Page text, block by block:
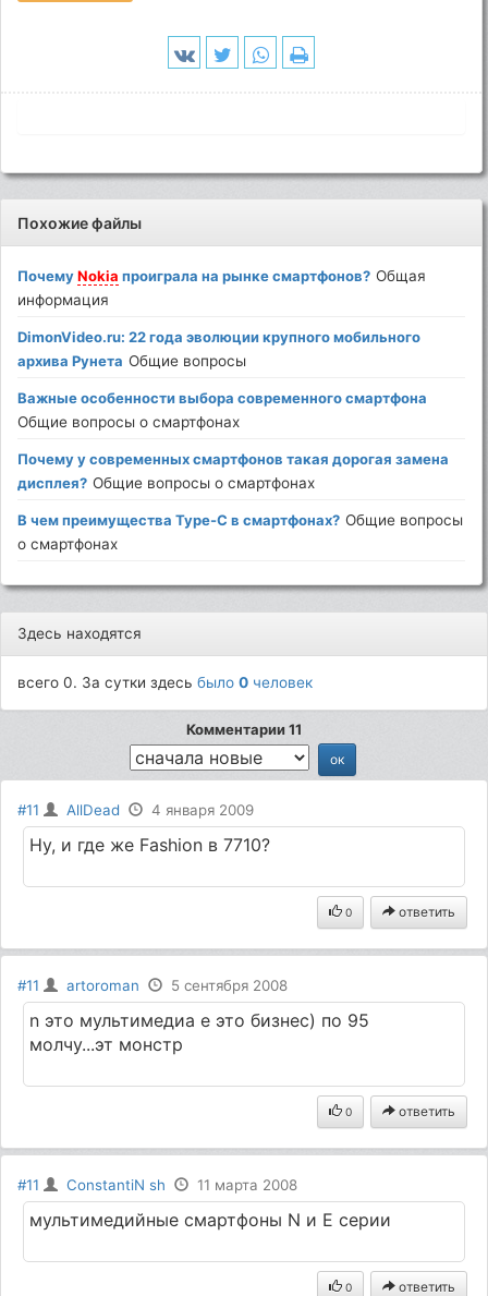
Похожие файлы
ПочемуNokia проиграла на рынке смартфонов? Общая
информация
DimonVideo.ru: 22 года эволюции крупного мобильного
архива Рунета Общие вопросы
Важные особенности выбора современного смартфона
Общие вопросы о смартфонах
Почему у современных смартфонов такая дорогая замена
дисплея? Общие вопросы о смартфонах
В чем преимущества Type-C в смартфонах? Общие вопросы
о смартфонах
Здесь находятся
всего 0. За сутки здесьбыло0 человек
Комментарии 11
#11 AllDead 4 января 2009
Ну, и где же Fashion в 7710?
0 ответить
#11 artoroman 5 сентября 2008
n это мультимедиа e это бизнес) по 95
молчу...эт монстр
0 ответить
#11 ConstantiN sh 11 марта 2008
мультимедийные смартфоны N и E серии
0 ответить